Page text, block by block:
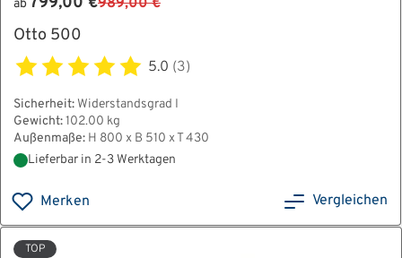
ab
Otto 500
5.0 (3)
Sicherheit: Widerstandsgrad I
Gewicht:102.00 kg
Außenmaße: H 800 x B 510 x T 430
Lieferbar in 2-3 Werktagen
Merken Vergleichen
TOP